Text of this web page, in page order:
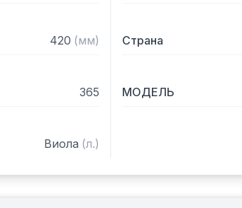
420 (мм) Страна
365 МОДЕЛЬ
Виола (л.)